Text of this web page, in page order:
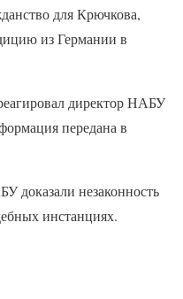
для Крючкова,
из Германии в
директор НАБУ
передана в
доказали незаконность
инстанциях.